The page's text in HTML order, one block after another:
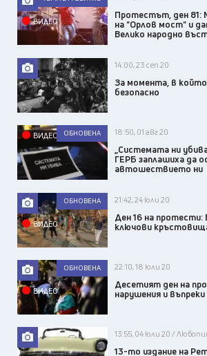
ВИДЕО
Протестът, ден 81:
на "Орлов мост" и
Велико народно
14:00, 23 сеп 20
За момента, в който
безопасно
ВИДЕО ОБНОВЕНА 18:50, 01 авг 20
„Системата ни
ГЕРБ заплашиха да
автошествието ни
ВИДЕО
ОБНОВЕНА 21:42, 24 юли 20
Ден 16 на протести:
ключови
ВИДЕО
ОБНОВЕНА 22:10, 18 юли 20
Десетият ден на
нарушения и
13:55, 04 юли 20 /
13-то издание на